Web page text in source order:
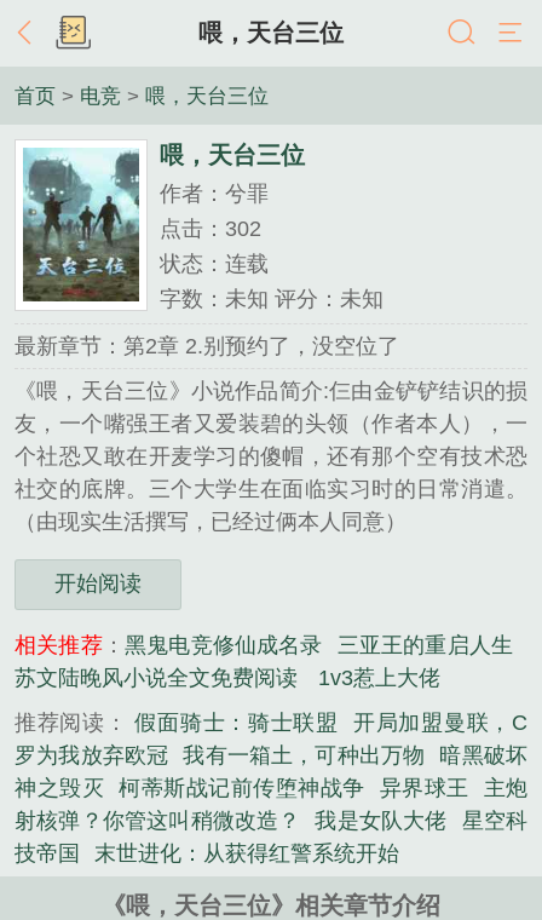
喂，天台三位
首页 > 电竞 > 喂，天台三位
喂，天台三位
作者：兮罪
点击：302
状态：连载
字数：未知 评分：未知
最新章节：第2章 2.别预约了，没空位了
《喂，天台三位》小说作品简介:仨由金铲铲结识的损
友，一个嘴强王者又爱装碧的头领（作者本人），一
个社恐又敢在开麦学习的傻帽，还有那个空有技术恐
社交的底牌。三个大学生在面临实习时的日常消遣。
（由现实生活撰写，已经过俩本人同意）
开始阅读
相关推荐： 黑鬼电竞修仙成名录
三亚王的重启人生
苏文陆晚风小说全文免费阅读
1v3惹上大佬
推荐阅读：假面骑士：骑士联盟
开局加盟曼联，C
罗为我放弃欧冠
我有一箱土，可种出万物
暗黑破坏
神之毁灭 柯蒂斯战记前传堕神战争 异界球王
主炮
射核弹？你管这叫稍微改造？
我是女队大佬
星空科
技帝国
末世进化：从获得红警系统开始
《喂，天台三位》相关章节介绍